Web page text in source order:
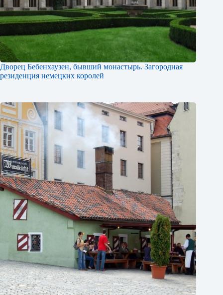
Дворец Бебенхаузен, бывший монастырь. Загородная
резиденция немецких королей